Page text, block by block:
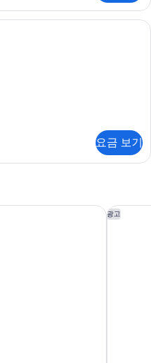
커피/티 메이커, 대용량 냉장고, 전자레
요금 보기
저트 광고
메리어